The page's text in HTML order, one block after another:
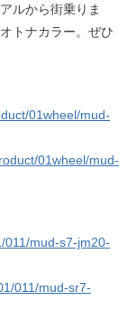
ルから街乗りま
トナカラー。ぜひ
01wheel/mud-
01wheel/mud-
011/mud-s7-jm20-
011/mud-sr7-